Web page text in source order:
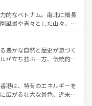
ど、バラエティ豊かな料理
台湾情報は コンテンツ一覧を参
々の自然美を楽しむことが
、絶品のストリートフード
っている。夜には、韓国な
多彩な魅力を心ゆくまで味
。 なお、新着の韓国情報はコンテンツ一
的なベトナム。南北に細長
風景や青々とした山々、世
。ハノイの古い町並みやホ
の建物も、独特の雰囲気を
ティの豊かさとおいしさで
トナムコーヒーなどは、ぜ
を訪れてもあたたかい人々
きっと忘れられない旅にな
豊かな自然と歴史が息づく
が立ち並ぶ一方、伝統的な
はチェンマイなどの山岳地
プーケットやクラビの美し
むことができる。タイ料理
港は、特有のエネルギーを
広がる壮大な景色、近未来